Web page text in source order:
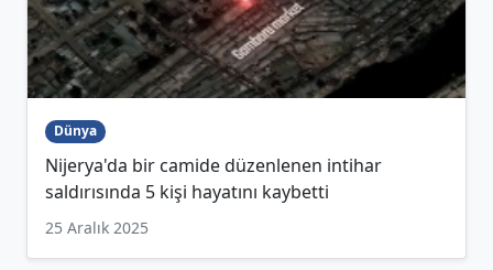
Dünya
Nijerya'da bir camide düzenlenen intihar
saldırısında 5 kişi hayatını kaybetti
25 Aralık 2025